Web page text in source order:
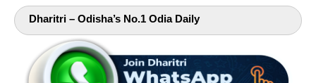
Dharitri – Odisha’s No.1 Odia Daily